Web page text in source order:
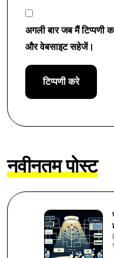
अगली बार जब मैं टिप्पणी
और वेबसाइट सहेजें।
नवीनतम पोस्ट